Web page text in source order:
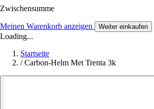
Zwischensumme
Meinen Warenkorb anzeigen Weiter einkaufen
Loading...
Startseite
/ Carbon-Helm Met Trenta 3k